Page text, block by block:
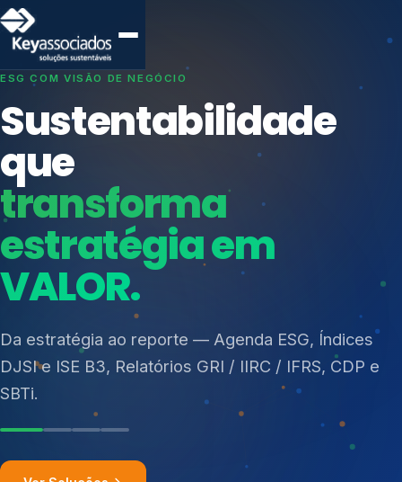
SISTEMAS DE GESTÃO OTIMIZADOS E INTEGRADOS
Conformidade que
protege seu
negócio.
Consultoria, auditoria e treinamentos em ISO 27001,
ISO 27701, ISO 42001, ISO 37001, ISO 9001, ISO
14001, ISO 45001, ONA e PNQ — Gestão de
resíduos sólidos (PGRS/PMGRS).
Índices de Mercado
Mudanças Climáticas
Reputação e Cadeia
Reporte Regulatório